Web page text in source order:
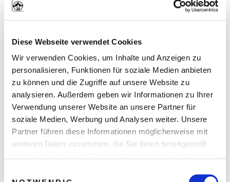
Diese Webseite verwendet Cookies
Wir verwenden Cookies, um Inhalte und Anzeigen zu
personalisieren, Funktionen für soziale Medien anbieten
zu können und die Zugriffe auf unsere Website zu
analysieren. Außerdem geben wir Informationen zu Ihrer
Verwendung unserer Website an unsere Partner für
soziale Medien, Werbung und Analysen weiter. Unsere
Partner führen diese Informationen möglicherweise mit
weiteren Daten zusammen, die Sie ihnen bereitgestellt
durchgefickt und dominiert werden.
Du siehst: Es gibt sehr viele Gründe, aufgrund
derer Frauen mit dem Sex in der Beziehung
nicht zufrieden sein können.
Die einen wollen mehr Präsenz, Einfühlsamkeit
und Romantik spüren, die anderen wollen
einfach nur hart durchgefickt werden. Andere